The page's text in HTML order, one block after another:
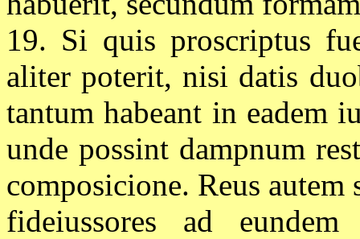
19. Si quis proscriptus
aliter poterit, nisi datis
tantum habeant in eadem
unde possint dampnum
composicione. Reus
fideiussores ad